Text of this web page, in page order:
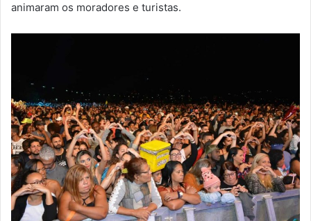
animaram os moradores e turistas.